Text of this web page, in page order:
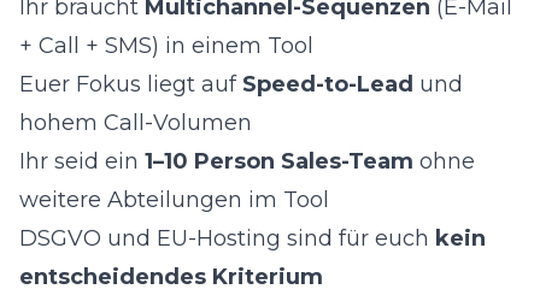
Ihr braucht Multichannel-Sequenzen (E-Mail
+ Call + SMS) in einem Tool
Euer Fokus liegt auf Speed-to-Lead und
hohem Call-Volumen
Ihr seid ein 1–10 Person Sales-Team ohne
weitere Abteilungen im Tool
DSGVO und EU-Hosting sind für euch kein
entscheidendes Kriterium